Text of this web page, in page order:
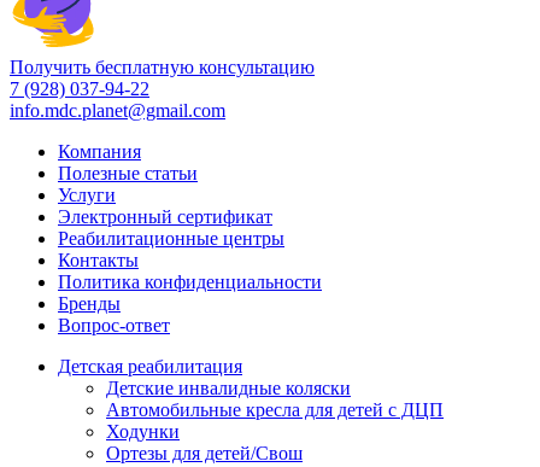
Получить бесплатную консультацию
7 (928) 037-94-22
info.mdc.planet@gmail.com
Компания
Полезные статьи
Услуги
Электронный сертификат
Реабилитационные центры
Контакты
Политика конфиденциальности
Бренды
Вопрос-ответ
Детская реабилитация
Детские инвалидные коляски
Автомобильные кресла для детей с ДЦП
Ходунки
Ортезы для детей/Свош